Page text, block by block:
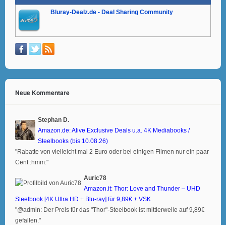
Bluray-Dealz.de - Deal Sharing Community
Neue Kommentare
Stephan D.
Amazon.de: Alive Exclusive Deals u.a. 4K Mediabooks /
Steelbooks (bis 10.08.26)
"Rabatte von vielleicht mal 2 Euro oder bei einigen Filmen nur ein paar
Cent :hmm:"
Auric78
Amazon.it: Thor: Love and Thunder – UHD
Steelbook [4K Ultra HD + Blu-ray] für 9,89€ + VSK
"@admin: Der Preis für das "Thor"-Steelbook ist mittlerweile auf 9,89€
gefallen."